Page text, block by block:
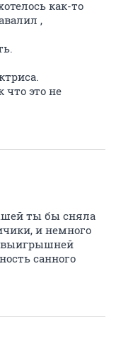
как-то
,
что это не
ты бы сняла
и немного
выигрышней
санного